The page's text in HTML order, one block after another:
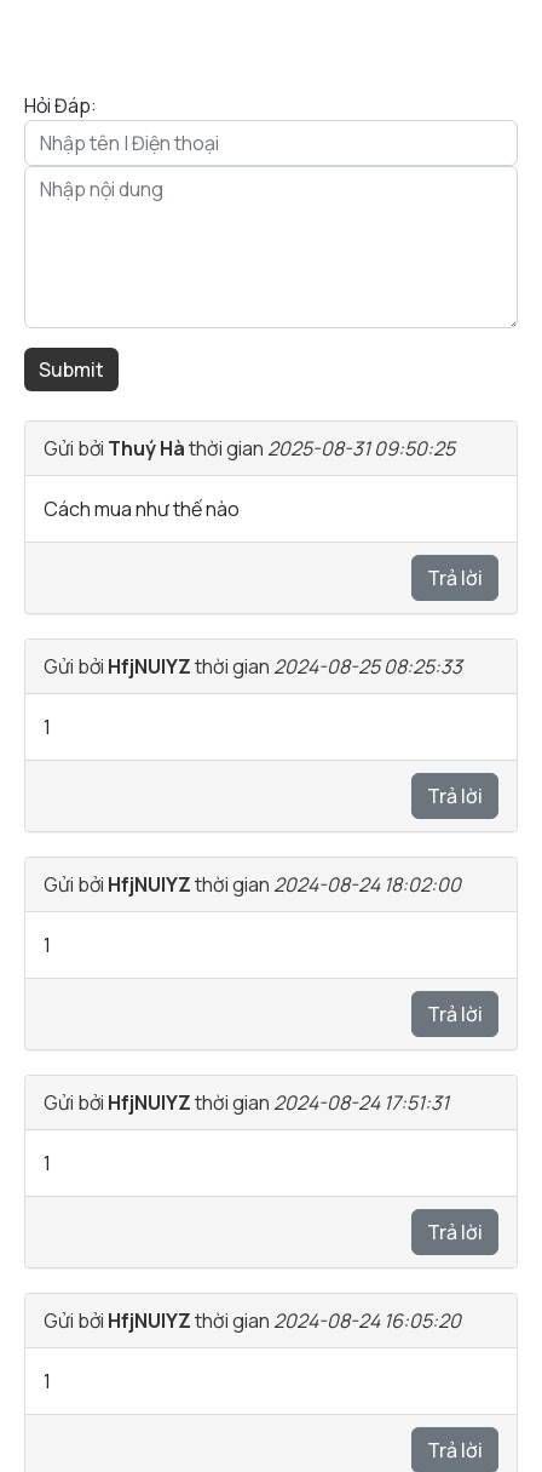
Hỏi Đáp:
Gửi bởi Thuý Hàthời gian 2025-08-31 09:50:25
Cách mua như thế nào
Trả lời
Gửi bởi HfjNUlYZthời gian 2024-08-25 08:25:33
1
Trả lời
Gửi bởi HfjNUlYZthời gian 2024-08-24 18:02:00
1
Trả lời
Gửi bởi HfjNUlYZthời gian 2024-08-24 17:51:31
1
Trả lời
Gửi bởi HfjNUlYZthời gian 2024-08-24 16:05:20
1
Trả lời